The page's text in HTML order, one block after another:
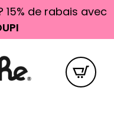
de rabais avec